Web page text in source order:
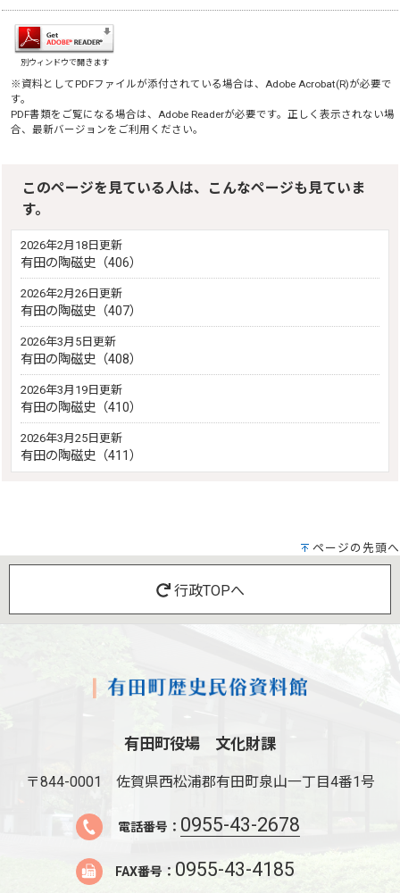
別ウィンドウで開きます
※資料としてPDFファイルが添付されている場合は、Adobe Acrobat(R)が必要で
す。
PDF書類をご覧になる場合は、Adobe Readerが必要です。正しく表示されない場
合、最新バージョンをご利用ください。
このページを見ている人は、こんなページも見ていま
す。
2026年2月18日更新
有田の陶磁史（406）
2026年2月26日更新
有田の陶磁史（407）
2026年3月5日更新
有田の陶磁史（408）
2026年3月19日更新
有田の陶磁史（410）
2026年3月25日更新
有田の陶磁史（411）
ページの先頭へ
行政TOPへ
有田町役場 文化財課
〒844-0001 佐賀県西松浦郡有田町泉山一丁目4番1号
電話番号： 0955-43-2678
FAX番号： 0955-43-4185